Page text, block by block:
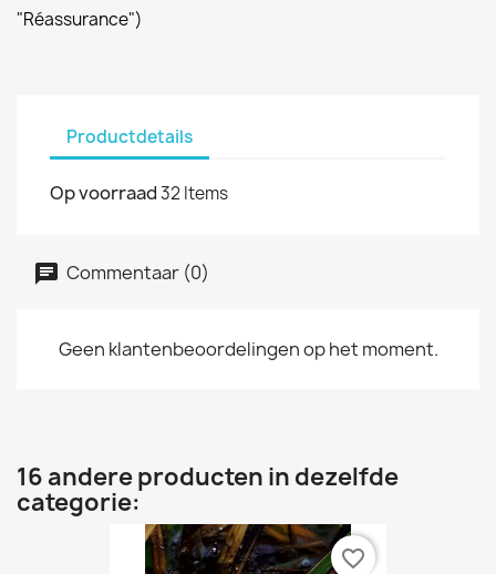
"Réassurance")
Productdetails
Op voorraad32 Items
Commentaar (0)
Geen klantenbeoordelingen op het moment.
16 andere producten in dezelfde
categorie:
favorite_border